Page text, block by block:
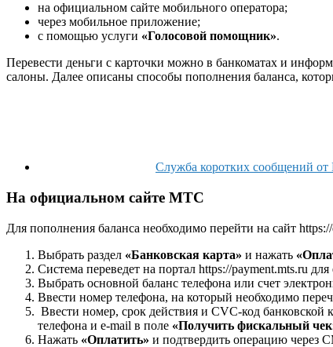
на официальном сайте мобильного оператора;
через мобильное приложение;
с помощью услуги «Голосовой помощник».
Перевести деньги с карточки можно в банкоматах и
салоны. Далее описаны способы пополнения баланса,
Служба коротких сообщений
На официальном сайте МТС
Для пополнения баланса необходимо перейти на сайт
Выбрать раздел «Банковская карта» и нажать
Система переведет на портал https://payment.mts.ru
Выбрать основной баланс телефона или счет
Ввести номер телефона, на который необходимо
Ввести номер, срок действия и CVC-код банковской
телефона и e-mail в поле «Получить фискальный
Нажать «Оплатить» и подтвердить операцию через